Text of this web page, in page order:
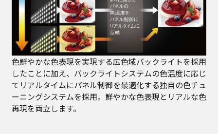
色鮮やかな色表現を実現する広色域バックライトを採用
したことに加え、バックライトシステムの色温度に応じ
てリアルタイムにパネル制御を最適化する独自の色チュ
ーニングシステムを採用。鮮やかな色表現とリアルな色
再現を両立します。